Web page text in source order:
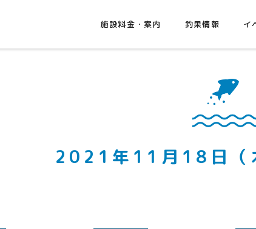
施設料金・案内 釣果情報 イ
2021年11月18日（